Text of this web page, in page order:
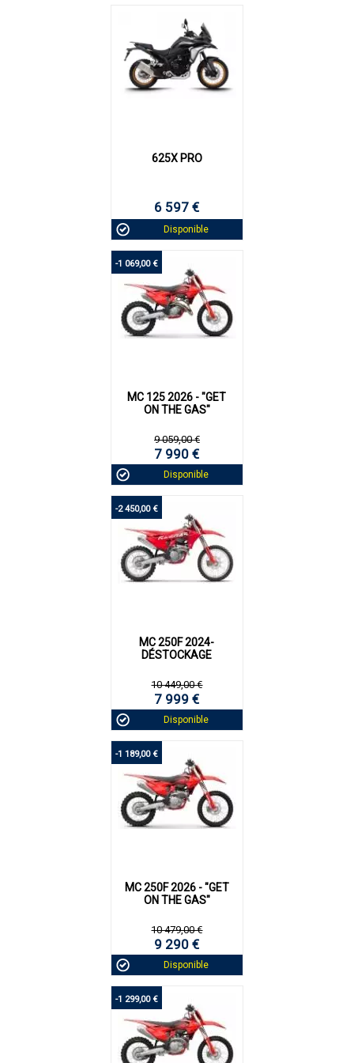
625X PRO
6 597 €
Disponible
-1 069,00 €
MC 125 2026 - "GET
ON THE GAS"
9 059,00 €
7 990 €
Disponible
-2 450,00 €
MC 250F 2024-
DÉSTOCKAGE
10 449,00 €
7 999 €
Disponible
-1 189,00 €
MC 250F 2026 - "GET
ON THE GAS"
10 479,00 €
9 290 €
Disponible
-1 299,00 €